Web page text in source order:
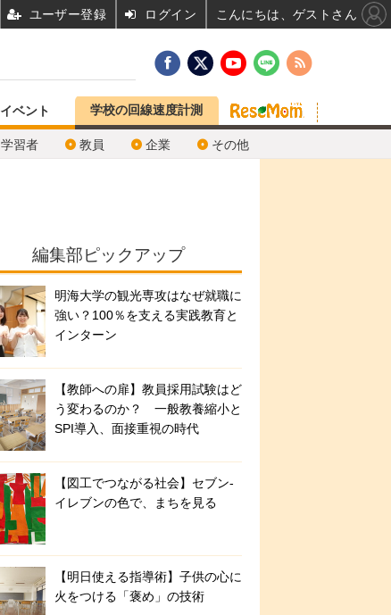
イベント
学習者 教員 企業 その他
学校の回線速度計測
編集部ピックアップ
明海大学の観光専攻はなぜ就職に
強い？100％を支える実践教育と
インターン
【教師への扉】教員採用試験はど
う変わるのか？ 一般教養縮小と
SPI導入、面接重視の時代
【図工でつながる社会】セブン‐
イレブンの色で、まちを見る
【明日使える指導術】子供の心に
火をつける「褒め」の技術
ユーザー登録 ログイン こんにちは、ゲストさん